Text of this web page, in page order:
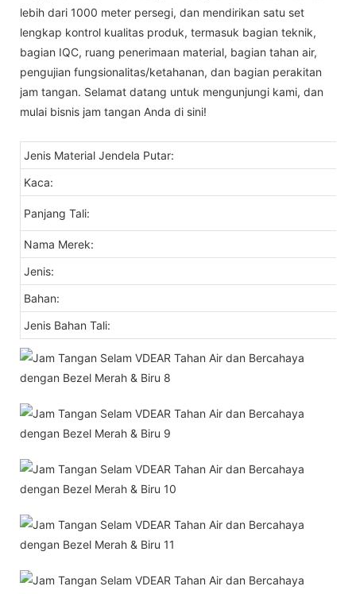
lebih dari 1000 meter persegi, dan mendirikan satu set
lengkap kontrol kualitas produk, termasuk bagian teknik,
bagian IQC, ruang penerimaan material, bagian tahan air,
pengujian fungsionalitas/ketahanan, dan bagian perakitan
jam tangan. Selamat datang untuk mengunjungi kami, dan
mulai bisnis jam tangan Anda di sini!
Jenis Material Jendela Putar:
Kaca:
Panjang Tali:
Nama Merek:
Jenis:
Bahan:
Jenis Bahan Tali: